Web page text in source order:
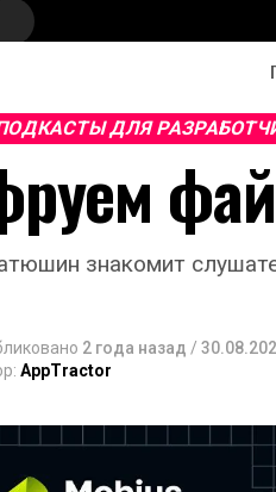
ДЛЯ
знакомит
2 года назад /
AppTractor